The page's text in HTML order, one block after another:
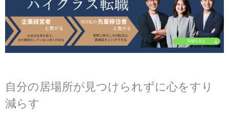
自分の居場所が見つけられずに心をすり
減らす